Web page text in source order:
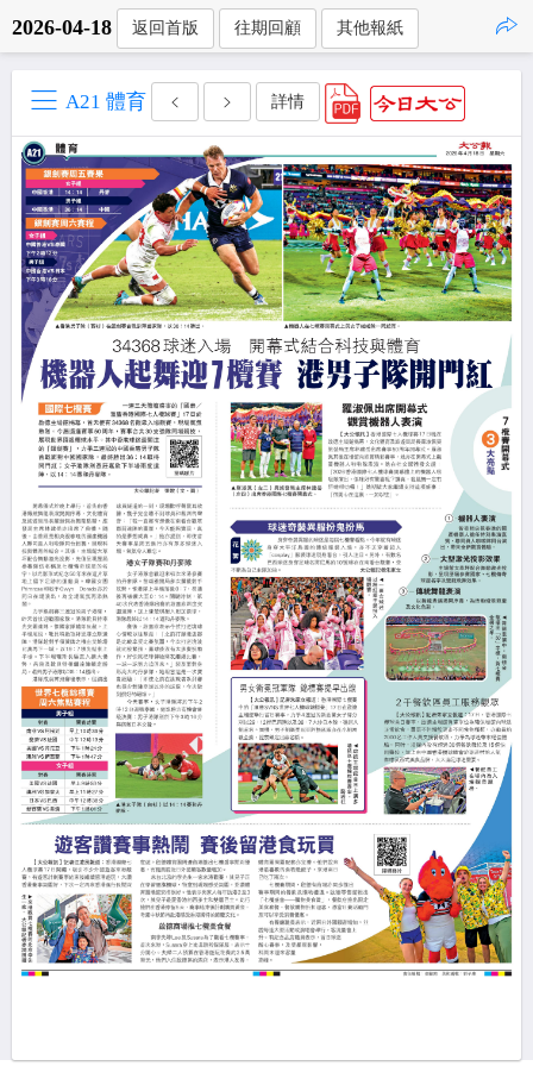
2026-04-18 返回首版 往期回顧 其他報紙
A21 體育 詳情